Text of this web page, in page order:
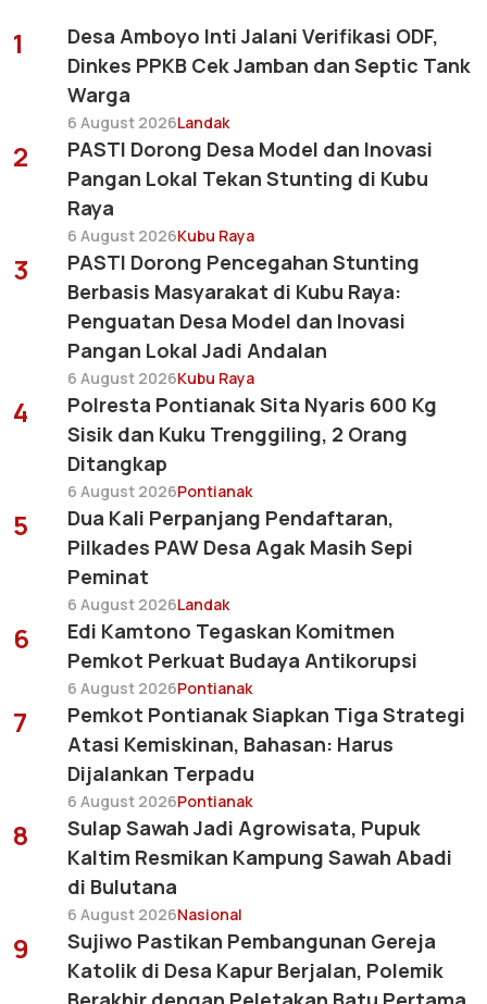
1
Desa Amboyo Inti Jalani Verifikasi ODF,
Dinkes PPKB Cek Jamban dan Septic Tank
Warga
6 August 2026Landak
2
PASTI Dorong Desa Model dan Inovasi
Pangan Lokal Tekan Stunting di Kubu
Raya
6 August 2026Kubu Raya
3
PASTI Dorong Pencegahan Stunting
Berbasis Masyarakat di Kubu Raya:
Penguatan Desa Model dan Inovasi
Pangan Lokal Jadi Andalan
6 August 2026Kubu Raya
4
Polresta Pontianak Sita Nyaris 600 Kg
Sisik dan Kuku Trenggiling, 2 Orang
Ditangkap
6 August 2026Pontianak
5
Dua Kali Perpanjang Pendaftaran,
Pilkades PAW Desa Agak Masih Sepi
Peminat
6 August 2026Landak
6
Edi Kamtono Tegaskan Komitmen
Pemkot Perkuat Budaya Antikorupsi
6 August 2026Pontianak
7
Pemkot Pontianak Siapkan Tiga Strategi
Atasi Kemiskinan, Bahasan: Harus
Dijalankan Terpadu
6 August 2026Pontianak
8
Sulap Sawah Jadi Agrowisata, Pupuk
Kaltim Resmikan Kampung Sawah Abadi
di Bulutana
6 August 2026Nasional
9
Sujiwo Pastikan Pembangunan Gereja
Katolik di Desa Kapur Berjalan, Polemik